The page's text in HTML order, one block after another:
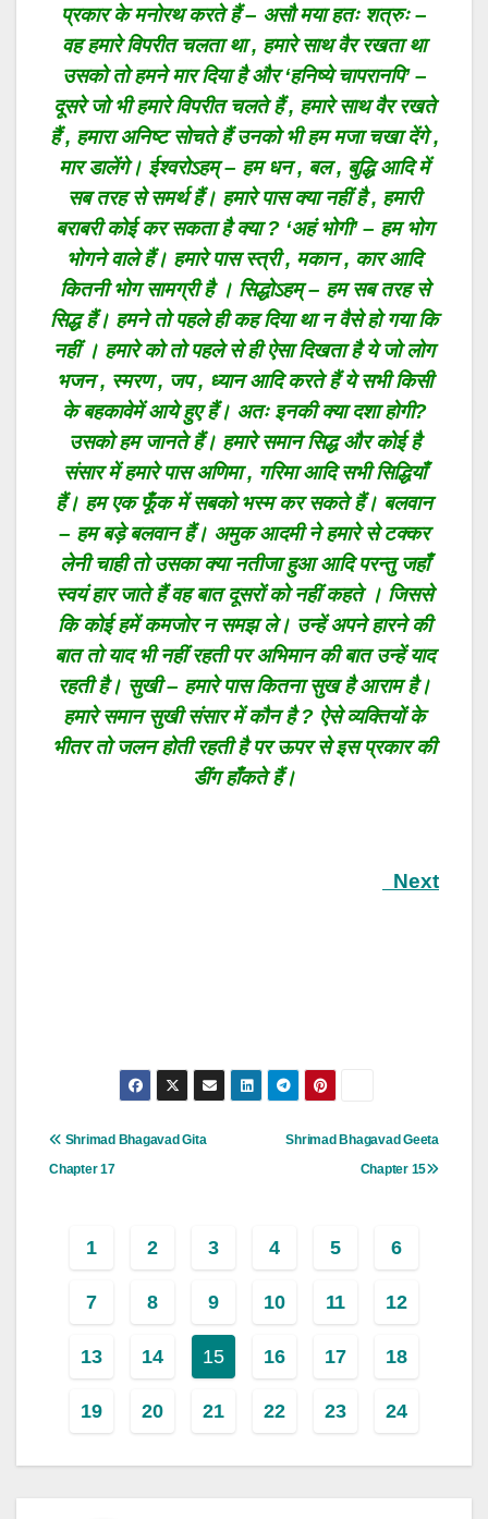
प्रकार के मनोरथ करते हैं – असौ मया हतः शत्रुः –
वह हमारे विपरीत चलता था , हमारे साथ वैर रखता था
उसको तो हमने मार दिया है और ‘हनिष्ये चापरानपि’ –
दूसरे जो भी हमारे विपरीत चलते हैं , हमारे साथ वैर रखते
हैं , हमारा अनिष्ट सोचते हैं उनको भी हम मजा चखा देंगे ,
मार डालेंगे। ईश्वरोऽहम् – हम धन , बल , बुद्धि आदि में
सब तरह से समर्थ हैं। हमारे पास क्या नहीं है , हमारी
बराबरी कोई कर सकता है क्या ? ‘अहं भोगी’ – हम भोग
भोगने वाले हैं। हमारे पास स्त्री , मकान , कार आदि
कितनी भोग सामग्री है । सिद्धोऽहम् – हम सब तरह से
सिद्ध हैं। हमने तो पहले ही कह दिया था न वैसे हो गया कि
नहीं । हमारे को तो पहले से ही ऐसा दिखता है ये जो लोग
भजन , स्मरण , जप , ध्यान आदि करते हैं ये सभी किसी
के बहकावेमें आये हुए हैं। अतः इनकी क्या दशा होगी?
उसको हम जानते हैं। हमारे समान सिद्ध और कोई है
संसार में हमारे पास अणिमा , गरिमा आदि सभी सिद्धियाँ
हैं। हम एक फूँक में सबको भस्म कर सकते हैं। बलवान
– हम बड़े बलवान हैं। अमुक आदमी ने हमारे से टक्कर
लेनी चाही तो उसका क्या नतीजा हुआ आदि परन्तु जहाँ
स्वयं हार जाते हैं वह बात दूसरों को नहीं कहते । जिससे
कि कोई हमें कमजोर न समझ ले। उन्हें अपने हारने की
बात तो याद भी नहीं रहती पर अभिमान की बात उन्हें याद
रहती है। सुखी – हमारे पास कितना सुख है आराम है।
हमारे समान सुखी संसार में कौन है ? ऐसे व्यक्तियों के
भीतर तो जलन होती रहती है पर ऊपर से इस प्रकार की
डींग हाँकते हैं।
Next
Post
Shrimad Bhagavad Geeta
Chapter 15
Shrimad Bhagavad Gita
Chapter 17
1 2 3 4 5 6
7 8 9 10 11 12
13 14 15 16 17 18
19 20 21 22 23 24